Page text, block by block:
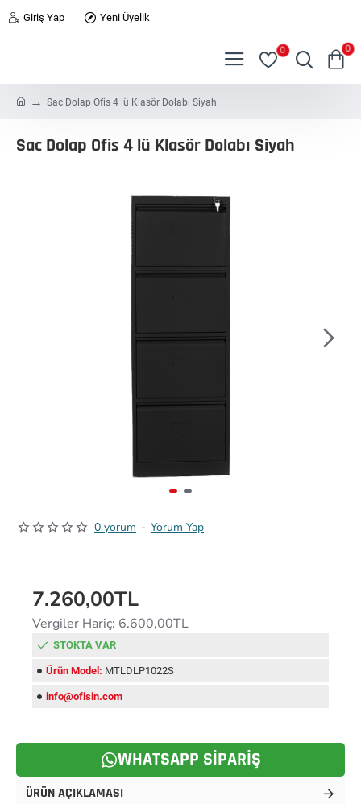
Giriş Yap Yeni Üyelik
0 0
e
Sac Dolap Ofis 4 lü Klasör Dolabı Siyah
Sac Dolap Ofis 4 lü Klasör Dolabı Siyah
0 yorum - Yorum Yap
7.260,00TL
Vergiler Hariç: 6.600,00TL
STOKTA VAR
Ürün Model: MTLDLP1022S
info@ofisin.com
WHATSAPP SIPARIŞ
ÜRÜN AÇIKLAMASI